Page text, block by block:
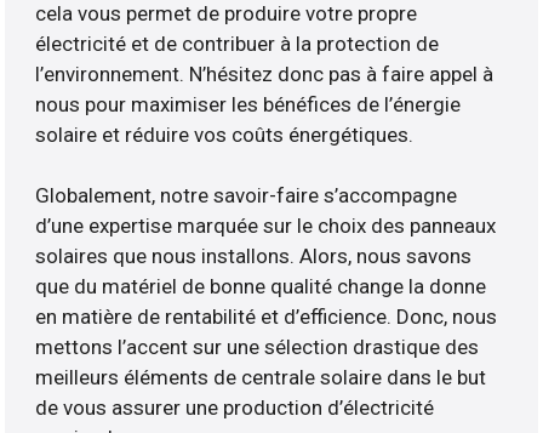
cela vous permet de produire votre propre
électricité et de contribuer à la protection de
l’environnement. N’hésitez donc pas à faire appel à
nous pour maximiser les bénéfices de l’énergie
solaire et réduire vos coûts énergétiques.
Globalement, notre savoir-faire s’accompagne
d’une expertise marquée sur le choix des panneaux
solaires que nous installons. Alors, nous savons
que du matériel de bonne qualité change la donne
en matière de rentabilité et d’efficience. Donc, nous
mettons l’accent sur une sélection drastique des
meilleurs éléments de centrale solaire dans le but
de vous assurer une production d’électricité